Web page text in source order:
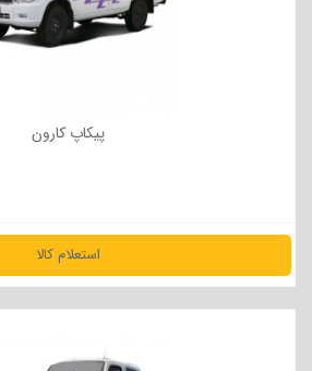
پیکاپ کارون
استعلام کالا
مشاهده جزئیات